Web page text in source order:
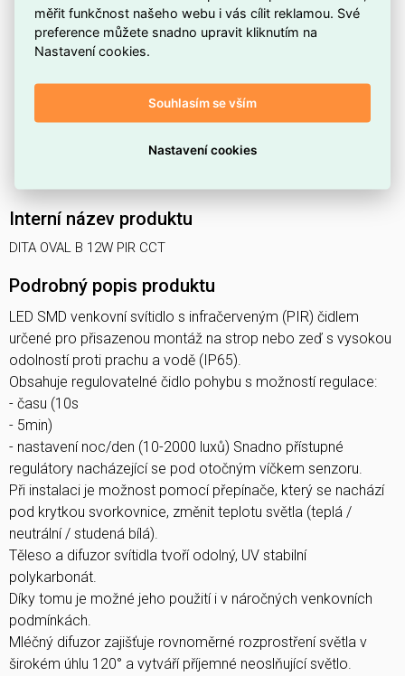
Nabízí CCT (volbu barevné teploty) se světelným tokem
1350/1700 lm.
Maximální příkon systému je
spotřebě energie.
Přední stupeň krytíIP65chrání proti prachu a stříkající
Patří do produktové řadyDITA OVAL
Interní název produktu
DITA OVAL B 12W PIR CCT
Podrobný popis produktu
LED SMD venkovní svítidlo s infračerveným (PIR) čidlem
určené pro přisazenou montáž na strop nebo zeď s vysokou
odolností proti prachu a vodě (IP65).
Obsahuje regulovatelné čidlo pohybu s možností regulace:
- času (10s
- 5min)
- nastavení noc/den (10-2000 luxů) Snadno přístupné
regulátory nacházející se pod otočným víčkem senzoru.
Při instalaci je možnost pomocí přepínače, který se nachází
pod krytkou svorkovnice, změnit teplotu světla (teplá /
neutrální / studená bílá).
Těleso a difuzor svítidla tvoří odolný, UV stabilní
polykarbonát.
Díky tomu je možné jeho použití i v náročných venkovních
podmínkách.
Mléčný difuzor zajišťuje rovnoměrné rozprostření světla v
širokém úhlu 120° a vytváří příjemné neoslňující světlo.
měřit funkčnost našeho webu i vás cílit reklamou. Své
preference můžete snadno upravit kliknutím na
Nastavení cookies.
Souhlasím se vším
Nastavení cookies